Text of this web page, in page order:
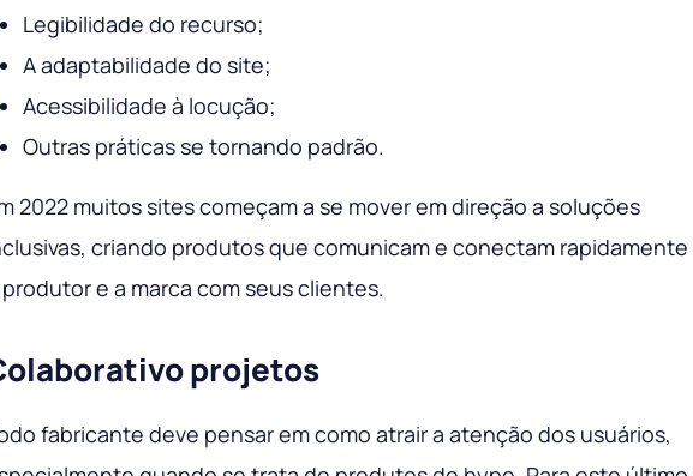
Legibilidade do recurso;
A adaptabilidade do site;
Acessibilidade à locução;
Outras práticas se tornando padrão.
2022 muitos sites começam a se mover em direção a soluções
criando produtos que comunicam e conectam rapidamente
e a marca com seus clientes.
projetos
fabricante deve pensar em como atrair a atenção dos usuários,